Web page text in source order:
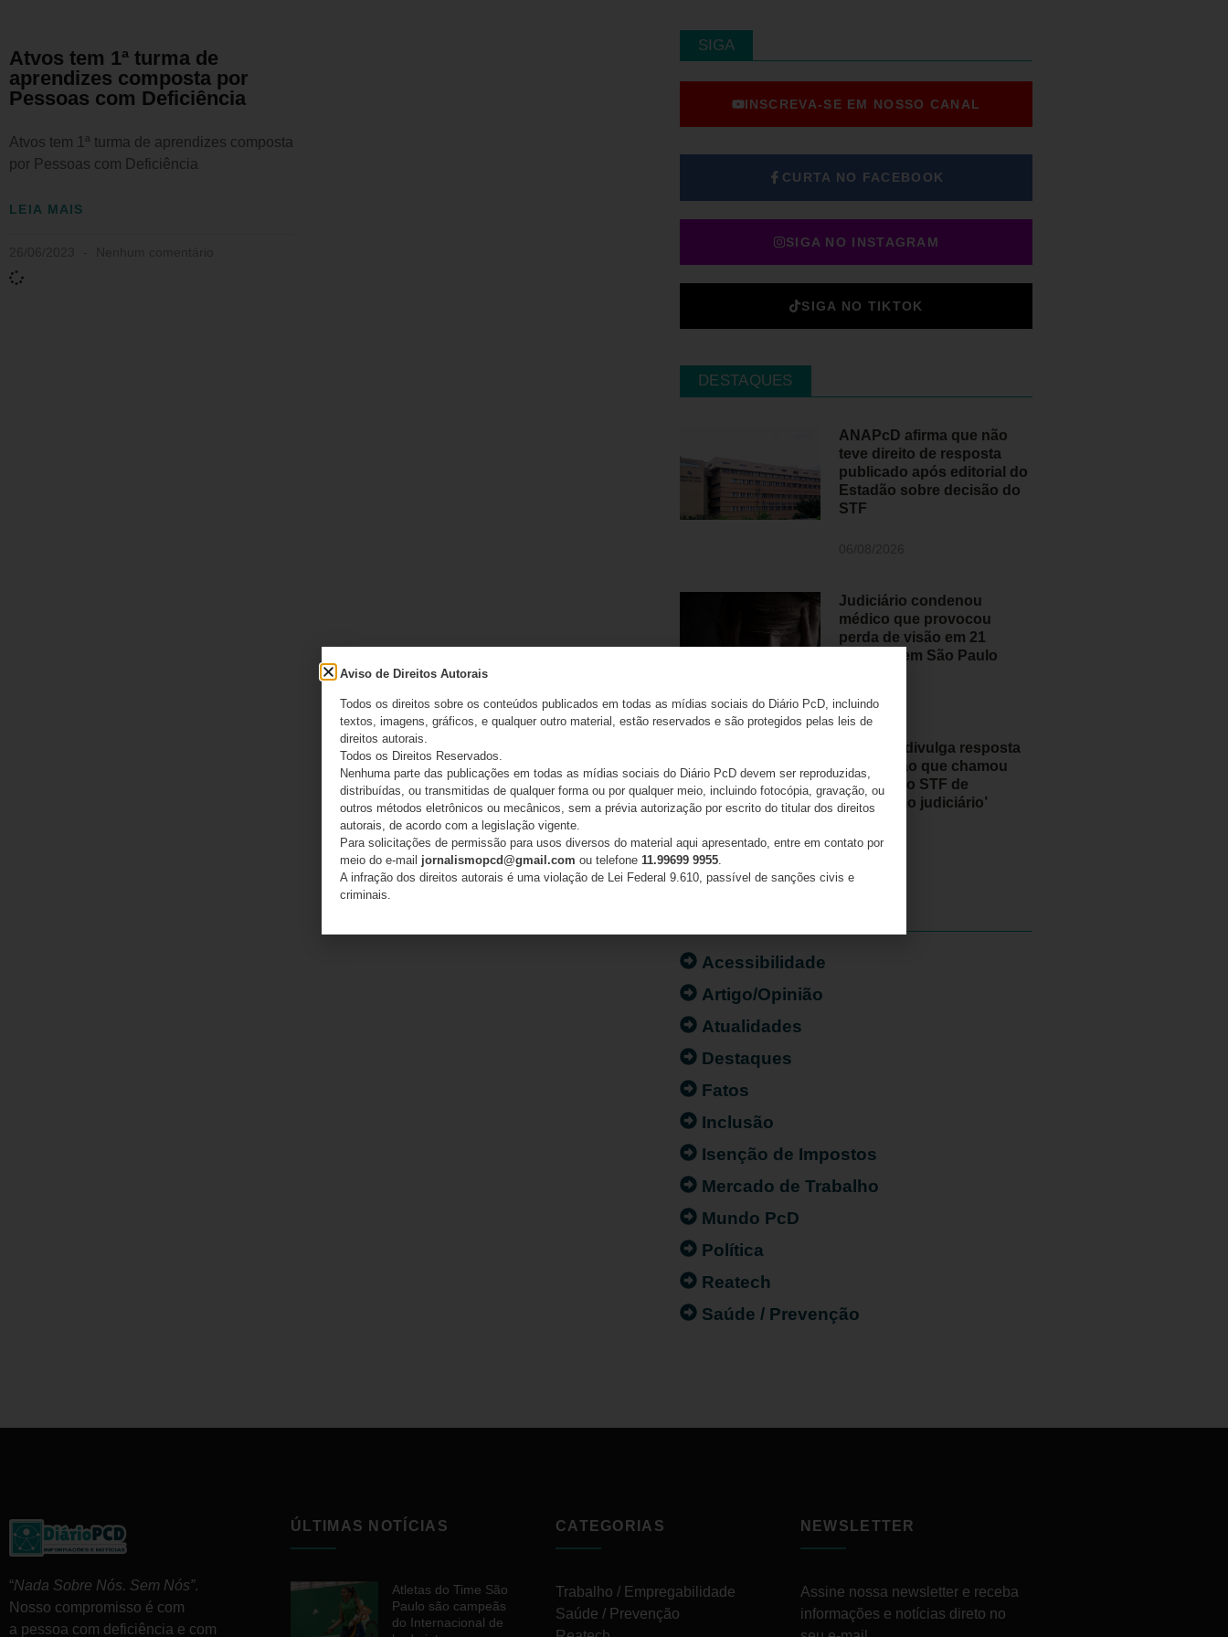
Atvos tem 1ª turma de
aprendizes composta por
Pessoas com Deficiência
Atvos tem 1ª turma de aprendizes composta
por Pessoas com Deficiência
LEIA MAIS
SIGA
INSCREVA-SE EM NOSSO CANAL
CURTA NO FACEBOOK
SIGA NO INSTAGRAM
SIGA NO TIKTOK
DESTAQUES
ANAPcD afirma que não
teve direito de resposta
publicado após editorial do
Estadão sobre decisão do
STF
Judiciário condenou
médico que provocou
perda de visão em 21
pessoas em São Paulo
05/08/2026
ANAPcD divulga resposta
ao Estadão que chamou
decisão do STF de
‘populismo judiciário’
05/08/2026
Acessibilidade
Artigo/Opinião
Atualidades
Destaques
Fatos
Inclusão
Isenção de Impostos
Mercado de Trabalho
Mundo PcD
Política
Reatech
Saúde / Prevenção
“Nada Sobre Nós. Sem Nós”.
Nosso compromisso é com
a pessoa com deficiência e com
ÚLTIMAS NOTÍCIAS
Atletas do Time São
Paulo são campeãs
do Internacional de
CATEGORIAS
Trabalho / Empregabilidade
Saúde / Prevenção
NEWSLETTER
Assine nossa newsletter e receba
informações e notícias direto no
Aviso de Direitos Autorais
Todos os direitos sobre os conteúdos publicados em todas as mídias sociais do Diário PcD, incluindo
textos, imagens, gráficos, e qualquer outro material, estão reservados e são protegidos pelas leis de
direitos autorais.
Todos os Direitos Reservados.
Nenhuma parte das publicações em todas as mídias sociais do Diário PcD devem ser reproduzidas,
distribuídas, ou transmitidas de qualquer forma ou por qualquer meio, incluindo fotocópia, gravação, ou
outros métodos eletrônicos ou mecânicos, sem a prévia autorização por escrito do titular dos direitos
autorais, de acordo com a legislação vigente.
Para solicitações de permissão para usos diversos do material aqui apresentado, entre em contato por
meio do e-mail jornalismopcd@gmail.com ou telefone 11.99699 9955.
A infração dos direitos autorais é uma violação de Lei Federal 9.610, passível de sanções civis e
criminais.